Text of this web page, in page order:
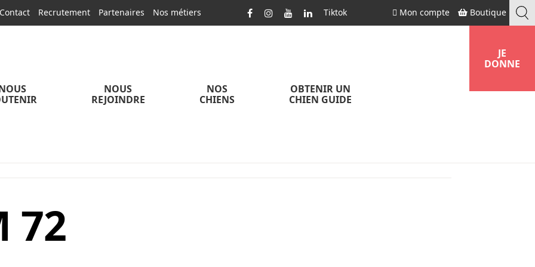
Contact Recrutement Partenaires Nos métiers Tiktok Mon compte Boutique
NOUS
REJOINDRE
NOS
CHIENS
OBTENIR UN
CHIEN GUIDE
JE
DONNE
72